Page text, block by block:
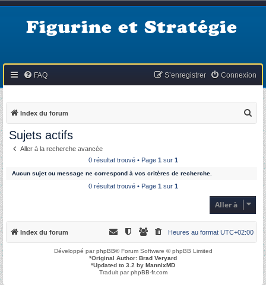
Figurine et Stratégie
FAQ Connexion
S’enregistrer
Index du forum
c
Sujets actifs
Aller à la recherche avancée
0 résultat trouvé • Page 1 sur 1
Aucun sujet ou message ne correspond à vos critères de recherche.
0 résultat trouvé • Page 1 sur 1
Aller à
Index du forum Heures au format UTC+02:00
Développé parphpBB® Forum Software © phpBB Limited
*Original Author: Brad Veryard
*Updated to 3.2 by MannixMD
Traduit parphpBB-fr.com